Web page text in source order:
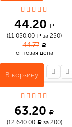
44.20 a
(11 050.00 a за 250)
44.77 a
оптовая цена
В корзину
63.20 a
(12 640.00 aза 200)